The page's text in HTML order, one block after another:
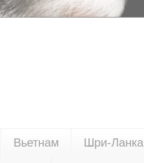
Вьетнам Шри-Ланка